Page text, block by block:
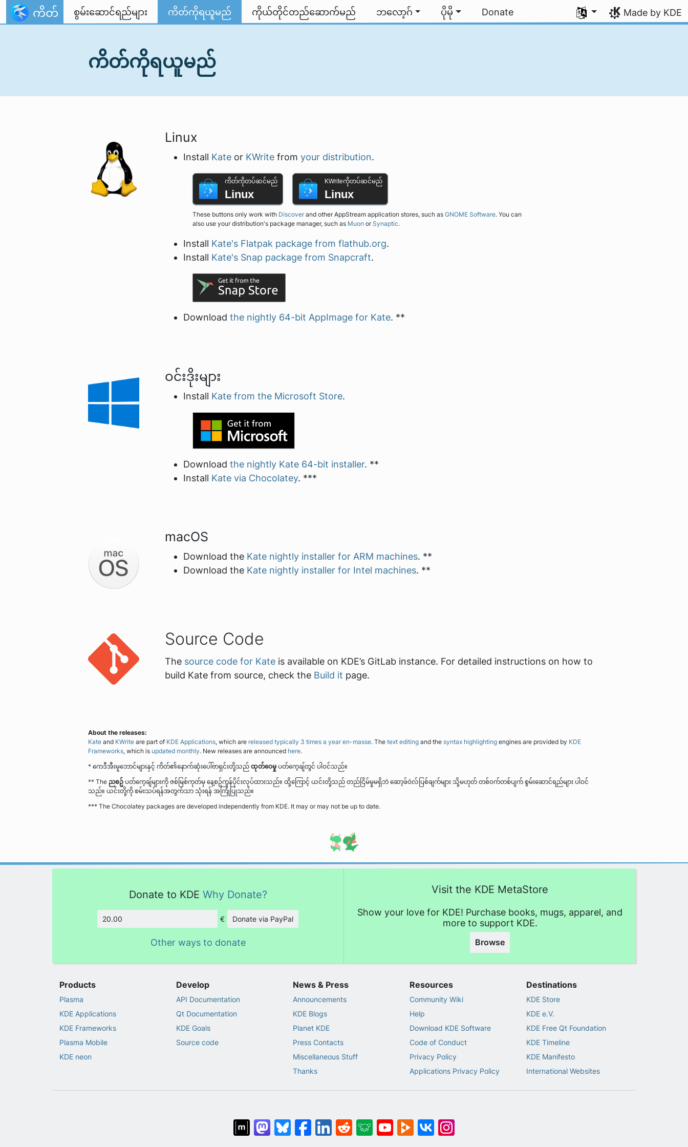
Skip to content
ကိတ် စွမ်းဆောင်ရည်များ ကိတ်ကိုရယူမည် ကိုယ်တိုင်တည်ဆောက်မည် ဘလော့ဂ် ပိုမို Donate
Select your language
Made by KDE
ကိတ်ကိုရယူမည်
Linux
Install Kate or KWrite from your distribution.
ကိတ်ကိုတပ်ဆင်မည်
Linux
KWriteကိုတပ်ဆင်မည်
Linux
These buttons only work with Discoverand other AppStream application stores, such as GNOME Software. You can
also use your distribution's package manager, such as Muon orSynaptic.
Install Kate's Flatpak package from flathub.org.
Install Kate's Snap package from Snapcraft.
Download the nightly 64-bit AppImage for Kate. **
ဝင်းဒိုးများ
Install Kate from the Microsoft Store.
Download the nightly Kate 64-bit installer. **
Install Kate via Chocolatey. ***
macOS
Download the Kate nightly installer for ARM machines. **
Download the Kate nightly installer for Intel machines. **
Source Code
The source code for Kate is available on KDE’s GitLab instance. For detailed instructions on how to
build Kate from source, check the Build it page.
About the releases:
Kate and KWrite are part of KDE Applications, which are released typically 3 times a year en-masse. The text editing and the syntax highlighting engines are provided by KDE
Frameworks, which is updated monthly. New releases are announced here.
* ကေဒီအီးမူဘောင်များနှင့် ကိတ်၏နောက်ဆုံးပေါ်ဗာရှင်းတို့သည် ထုတ်ဝေမှု ပတ်ကေ့ချ်တွင် ပါဝင်သည်။
** The ညစဥ် ပတ်ကေ့ချ်များကို ဇစ်မြစ်ကုတ်မှ နေ့စဥ်ကွန်ပိုင်းလုပ်ထားသည်။ ထို့ကြောင့် ယင်းတို့သည် တည်ငြိမ်မှုမရှိဘဲ ဆော့ဖ်ဝဲလ်ပြစ်ချက်များ သို့မဟုတ် တစ်ဝက်တစ်ပျက် စွမ်းဆောင်ရည်များ ပါဝင်
သည်။ ယင်းတို့ကို စမ်းသပ်ရန်အတွက်သာ သုံးရန် အကြုံပြုသည်။
*** The Chocolatey packages are developed independently from KDE. It may or may not be up to date.
Donate to KDE Why Donate?
Amount
€ Donate via PayPal
Other ways to donate
Visit the KDE MetaStore
Show your love for KDE! Purchase books, mugs, apparel, and
more to support KDE.
Browse
Products
Plasma
KDE Applications
KDE Frameworks
Plasma Mobile
KDE neon
Develop
API Documentation
Qt Documentation
KDE Goals
Source code
News & Press
Announcements
KDE Blogs
Planet KDE
Press Contacts
Miscellaneous Stuff
Thanks
Resources
Community Wiki
Help
Download KDE Software
Code of Conduct
Privacy Policy
Applications Privacy Policy
Destinations
KDE Store
KDE e.V.
KDE Free Qt Foundation
KDE Timeline
KDE Manifesto
International Websites